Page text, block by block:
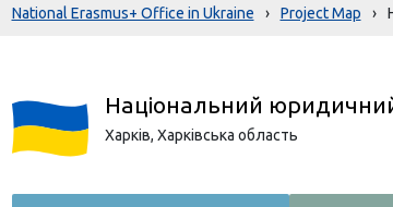
National Erasmus+ Office in Ukraine › Project Map ›
Національний
Харкiв, Харківська область